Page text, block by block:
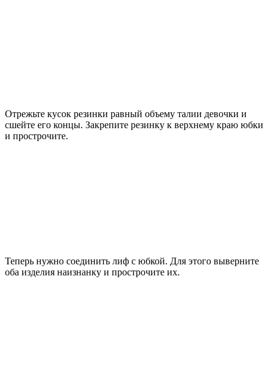
Отрежьте кусок резинки равный объему талии девочки и
сшейте его концы. Закрепите резинку к верхнему краю юбки
и прострочите.
Теперь нужно соединить лиф с юбкой. Для этого выверните
оба изделия наизнанку и прострочите их.